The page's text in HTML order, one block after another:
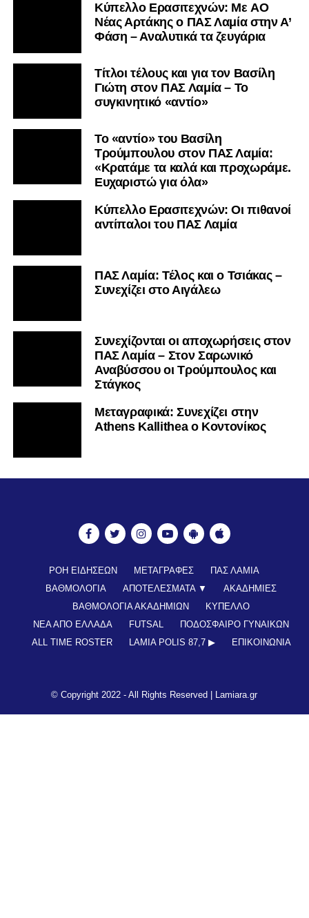
Kύπελλο Ερασιτεχνών: Με AO
Nέας Αρτάκης ο ΠΑΣ Λαμία στην Α’
Φάση – Αναλυτικά τα ζευγάρια
Τίτλοι τέλους και για τον Βασίλη
Γιώτη στον ΠΑΣ Λαμία – Το
συγκινητικό «αντίο»
Το «αντίο» του Βασίλη
Τρούμπουλου στον ΠΑΣ Λαμία:
«Κρατάμε τα καλά και προχωράμε.
Ευχαριστώ για όλα»
Κύπελλο Ερασιτεχνών: Οι πιθανοί
αντίπαλοι του ΠΑΣ Λαμία
ΠΑΣ Λαμία: Τέλος και ο Τσιάκας –
Συνεχίζει στο Αιγάλεω
Συνεχίζονται οι αποχωρήσεις στον
ΠΑΣ Λαμία – Στον Σαρωνικό
Αναβύσσου οι Τρούμπουλος και
Στάγκος
Mεταγραφικά: Συνεχίζει στην
Athens Kallithea ο Κοντονίκος
ΡΟΗ ΕΙΔΗΣΕΩΝ ΜΕΤΑΓΡΑΦΕΣ
ΠΑΣ ΛΑΜΙΑ
ΒΑΘΜΟΛΟΓΙΑ
ΑΠΟΤΕΛΕΣΜΑΤΑ ▼
ΑΚΑΔΗΜΙΕΣ
ΒΑΘΜΟΛΟΓΙΑ ΑΚΑΔΗΜΙΩΝ
ΚΥΠΕΛΛΟ
ΝΕΑ ΑΠΟ ΕΛΛΑΔΑ
FUTSAL
ΠΟΔΟΣΦΑΙΡΟ ΓΥΝΑΙΚΩΝ
ALL TIME ROSTER
LAMIA POLIS 87,7 ▶︎ ΕΠΙΚΟΙΝΩΝΊΑ
© Copyright 2022 - All Rights Reserved | Lamiara.gr